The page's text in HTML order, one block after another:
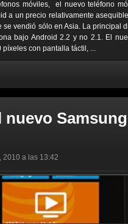
móviles, el nuevo teléfono
a un precio relativamente
se vendió sólo en Asia. La principal
bajo Android 2.2 y no 2.1. El
con pantalla táctil, ...
nuevo
2010 a las 13:42